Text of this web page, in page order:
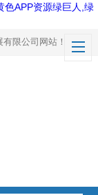
色APP资源绿巨人,绿
公司网站！